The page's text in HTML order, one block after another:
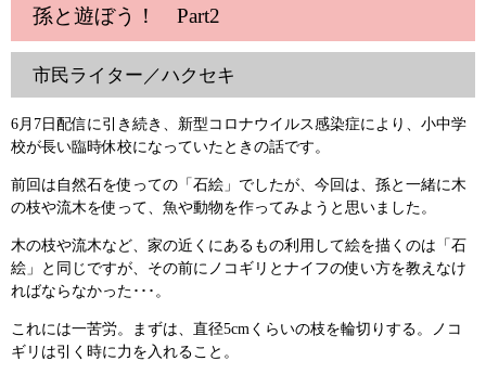
孫と遊ぼう！ Part2
市民ライター／ハクセキ
6月7日配信に引き続き、新型コロナウイルス感染症により、小中学
校が長い臨時休校になっていたときの話です。
前回は自然石を使っての「石絵」でしたが、今回は、孫と一緒に木
の枝や流木を使って、魚や動物を作ってみようと思いました。
木の枝や流木など、家の近くにあるもの利用して絵を描くのは「石
絵」と同じですが、その前にノコギリとナイフの使い方を教えなけ
ればならなかった･･･。
これには一苦労。まずは、直径5cmくらいの枝を輪切りする。ノコ
ギリは引く時に力を入れること。